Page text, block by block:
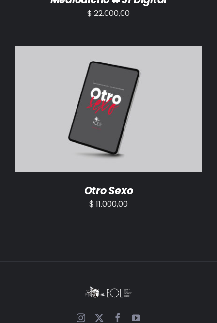
$ 22.000,00
AÑADIR AL CARRITO /
Otro Sexo
$ 11.000,00